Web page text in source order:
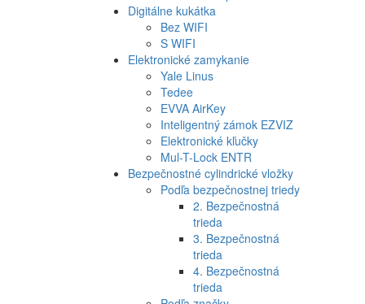
Digitálne kukátka
Bez WIFI
S WIFI
Elektronické zamykanie
Yale Linus
Tedee
EVVA AirKey
Inteligentný zámok EZVIZ
Elektronické kľučky
Mul-T-Lock ENTR
Bezpečnostné cylindrické vložky
Podľa bezpečnostnej triedy
2. Bezpečnostná
trieda
3. Bezpečnostná
trieda
4. Bezpečnostná
trieda